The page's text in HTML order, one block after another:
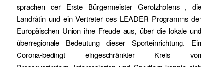
sprachen der Erste Bürgermeister Gerolzhofens , die
Landrätin und ein Vertreter des LEADER Programms der
Europäischen Union ihre Freude aus, über die lokale und
überregionale Bedeutung dieser Sporteinrichtung. Ein
Corona-bedingt eingeschränkter Kreis von